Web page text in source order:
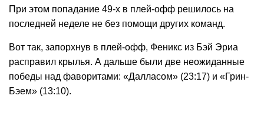
При этом попадание 49-х в плей-офф решилось на
последней неделе не без помощи других команд.
Вот так, запорхнув в плей-офф, Феникс из Бэй Эриа
расправил крылья. А дальше были две неожиданные
победы над фаворитами: «Далласом» (23:17) и «Грин-
Бэем» (13:10).